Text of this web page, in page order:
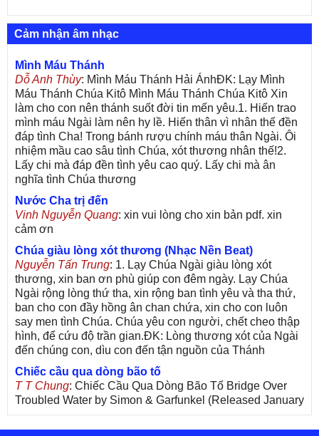
Cảm nhận âm nhạc
Mình Máu Thánh
Dỗ Anh Thùy: Mình Máu Thánh Hải ÁnhĐK: Lạy Mình
Máu Thánh Chúa Kitô Mình Máu Thánh Chúa Kitô Xin
làm cho con nên thánh suốt đời tin mến yêu.1. Hiến trao
mình máu Ngài làm nên hy lề. Hiến thân vì nhân thế đền
đáp tình Cha! Trong bánh rượu chính máu thân Ngài. Ôi
nhiệm mầu cao sâu tình Chúa, xót thương nhân thế!2.
Lấy chi mà đáp đền tình yêu cao quý. Lấy chi mà ân
nghĩa tình Chúa thương
Nước Cha trị đến
Vinh Nguyễn Quang: xin vui lòng cho xin bản pdf. xin
cảm ơn
Chúa giàu lòng xót thương (Nhạc Nền Beat)
Nguyễn Tấn Trung: 1. Lạy Chúa Ngài giàu lòng xót
thương, xin ban ơn phù giúp con đêm ngày. Lạy Chúa
Ngài rộng lòng thứ tha, xin rộng ban tình yêu và tha thứ,
ban cho con đầy hồng ân chan chứa, xin cho con luôn
say men tình Chúa. Chúa yêu con người, chết cheo thập
hình, để cứu độ trần gian.ĐK: Lòng thương xót của Ngài
đến chúng con, dìu con đến tận nguồn của Thánh
Chiếc cầu qua dòng bão tố
T T Chung: Chiếc Cầu Qua Dòng Bão Tố Bridge Over
Troubled Water by Simon & Garfunkel (Released January
26, 1970) Lời Việt: Nhạc Sĩ Vũ Đức Nghiêm Trình Bày:
Chung Tử Lưu